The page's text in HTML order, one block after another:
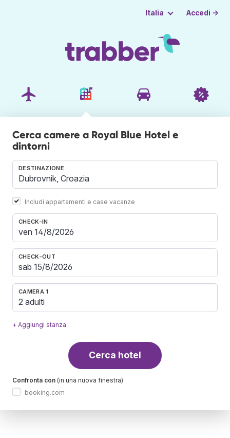
Italia Accedi →
Cerca camere a Royal Blue Hotel e
dintorni
DESTINAZIONE
Includi appartamenti e case vacanze
CHECK-IN
CHECK-OUT
CAMERA 1
2 adulti
+ Aggiungi stanza
Cerca hotel
Confronta con (in una nuova finestra):
booking.com